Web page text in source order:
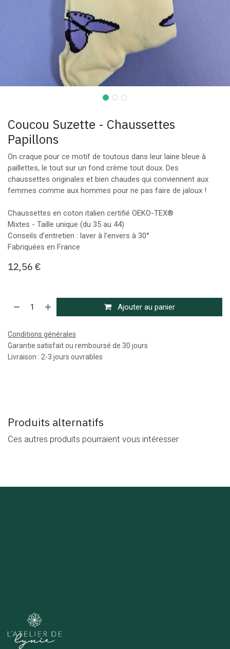
Coucou Suzette - Chaussettes
Papillons
On craque pour ce motif de toutous dans leur laine bleue à
paillettes, le tout sur un fond crème tout doux. Des
chaussettes originales et bien chaudes qui conviennent aux
femmes comme aux hommes pour ne pas faire de jaloux !
Chaussettes en coton italien certifié OEKO-TEX®️
Mixtes - Taille unique (du 35 au 44)
Conseils d’entretien : laver à l’envers à 30°
Fabriquées en France
12,56 €
Ajouter au panier
Conditions générales
Garantie satisfait ou remboursé de 30 jours
Livraison : 2-3 jours ouvrables
Produits alternatifs
Ces autres produits pourraient vous intéresser